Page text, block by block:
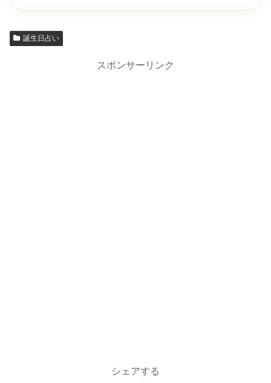
誕生日占い
スポンサーリンク
シェアする